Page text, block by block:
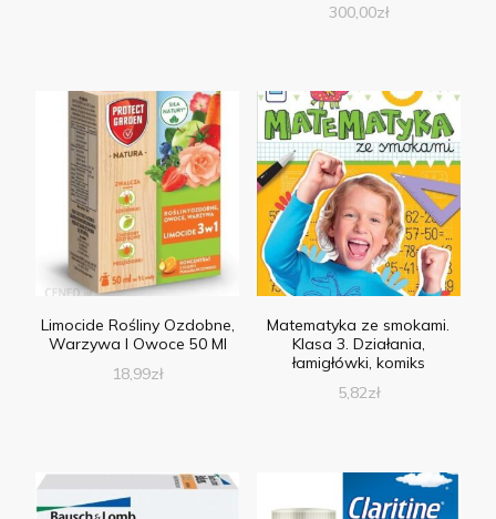
300,00zł
Limocide Rośliny Ozdobne,
Warzywa I Owoce 50 Ml
18,99zł
Matematyka ze smokami.
Klasa 3. Działania,
łamigłówki, komiks
5,82zł